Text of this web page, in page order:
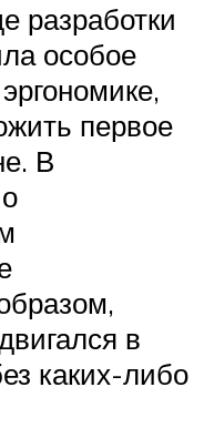
разработки
особое
первое
В
в
каких-либо